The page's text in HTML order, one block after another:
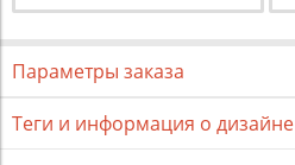
Параметры заказа
Теги и информация о дизайне